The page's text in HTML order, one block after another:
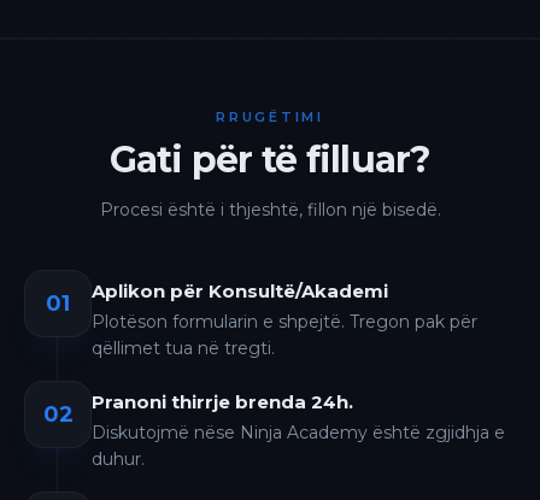
RRUGËTIMI
Gati për të filluar?
Procesi është i thjeshtë, fillon një bisedë.
01 Aplikon për Konsultë/Akademi
Plotëson formularin e shpejtë. Tregon pak për
qëllimet tua në tregti.
02 Pranoni thirrje brenda 24h.
Diskutojmë nëse Ninja Academy është zgjidhja e
duhur.